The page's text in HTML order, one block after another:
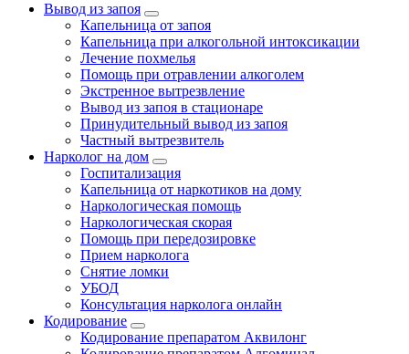
Вывод из запоя
Капельница от запоя
Капельница при алкогольной интоксикации
Лечение похмелья
Помощь при отравлении алкоголем
Экстренное вытрезвление
Вывод из запоя в стационаре
Принудительный вывод из запоя
Частный вытрезвитель
Нарколог на дом
Госпитализация
Капельница от наркотиков на дому
Наркологическая помощь
Наркологическая скорая
Помощь при передозировке
Прием нарколога
Снятие ломки
УБОД
Консультация нарколога онлайн
Кодирование
Кодирование препаратом Аквилонг